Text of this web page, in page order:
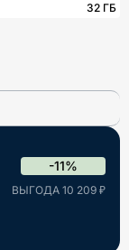
-11%
ВЫГОДА 10 209 ₽
32 ГБ